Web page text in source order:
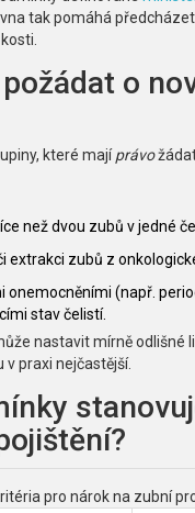
tak pomáhá
o
které majíprávo
než dvou zubů v jedné
extrakci zubů z
onemocněními (např.
stav čelistí.
nastavit mírně odlišné
v praxi nejčastější.
pro nárok na zubní